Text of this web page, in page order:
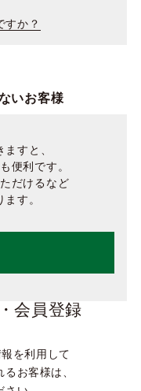
すか？
いお客様
すと、
便利です。
だけるなど
す。
会員登録
を利用して
お客様は、